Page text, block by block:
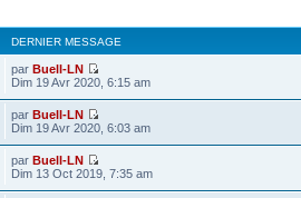
DERNIER MESSAGE
parBuell-LN
Dim 19 Avr 2020, 6:15 am
parBuell-LN
Dim 19 Avr 2020, 6:03 am
parBuell-LN
Dim 13 Oct 2019, 7:35 am